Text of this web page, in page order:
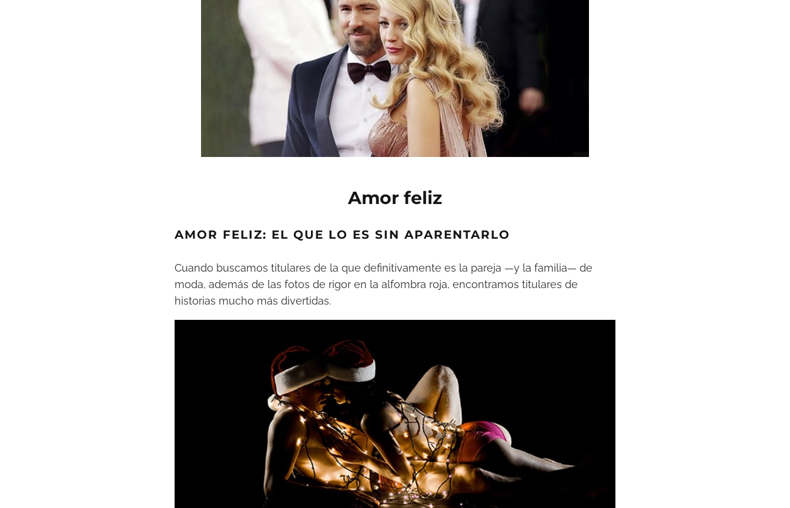
Amor feliz
AMOR FELIZ: EL QUE LO ES SIN APARENTARLO
Cuando buscamos titulares de la que definitivamente es la pareja —y la familia— de
moda, además de las fotos de rigor en la alfombra roja, encontramos titulares de
historias mucho más divertidas.